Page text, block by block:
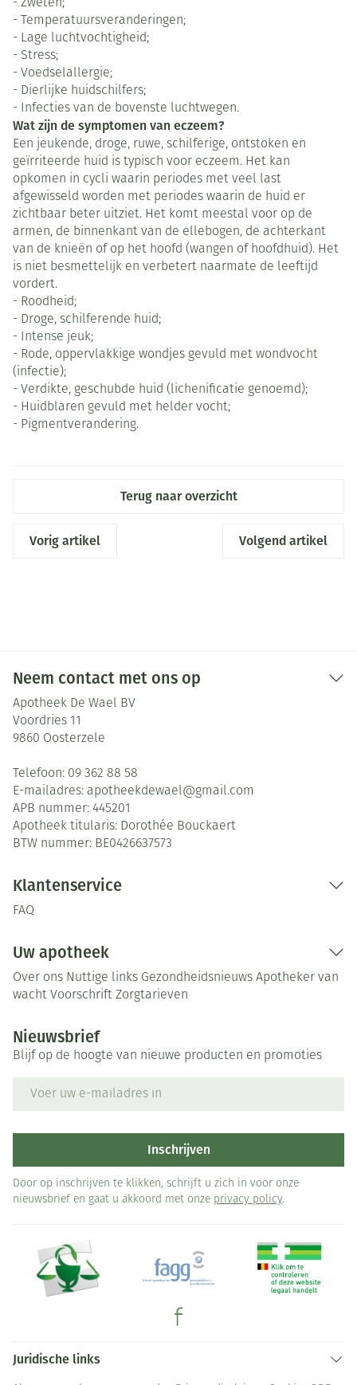
- Zweten;
- Temperatuursveranderingen;
- Lage luchtvochtigheid;
- Stress;
- Voedselallergie;
- Dierlijke huidschilfers;
- Infecties van de bovenste luchtwegen.
Wat zijn de symptomen van eczeem?
Een jeukende, droge, ruwe, schilferige, ontstoken en
geïrriteerde huid is typisch voor eczeem. Het kan
opkomen in cycli waarin periodes met veel last
afgewisseld worden met periodes waarin de huid er
zichtbaar beter uitziet. Het komt meestal voor op de
armen, de binnenkant van de ellebogen, de achterkant
van de knieën of op het hoofd (wangen of hoofdhuid). Het
is niet besmettelijk en verbetert naarmate de leeftijd
vordert.
- Roodheid;
- Droge, schilferende huid;
- Intense jeuk;
- Rode, oppervlakkige wondjes gevuld met wondvocht
(infectie);
- Verdikte, geschubde huid (lichenificatie genoemd);
- Huidblaren gevuld met helder vocht;
- Pigmentverandering.
Terug naar overzicht
Vorig artikel Volgend artikel
Neem contact met ons op
Apotheek De Wael BV
Voordries 11
9860 Oosterzele
Telefoon: 09 362 88 58
E-mailadres: apotheekdewael@gmail.com
APB nummer: 445201
Apotheek titularis: Dorothée Bouckaert
BTW nummer: BE0426637573
Klantenservice
FAQ
Uw apotheek
Over ons Nuttige links Gezondheidsnieuws Apotheker van
wacht Voorschrift Zorgtarieven
Nieuwsbrief
Blijf op de hoogte van nieuwe producten en promoties
Inschrijven
Door op inschrijven te klikken, schrijft u zich in voor onze
nieuwsbrief en gaat u akkoord met onze privacy policy.
Juridische links